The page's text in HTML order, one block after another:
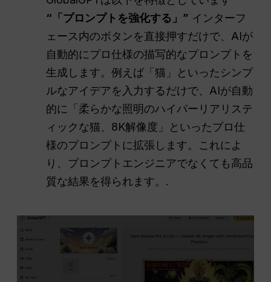
“「プロンプトを強化する」” インターフ
ェース内のボタンを直接押すだけで、AIが
自動的にプロ仕様の描写的なプロンプトを
生成します。例えば「猫」といったシンプ
ルなアイデアを入力するだけで、AIが自動
的に「柔らかな照明のハイパーリアリステ
ィックな猫、8K解像度」といったプロ仕
様のプロンプトに拡張します。これによ
り、プロンプトエンジニアでなくても高品
質な結果を得られます。.